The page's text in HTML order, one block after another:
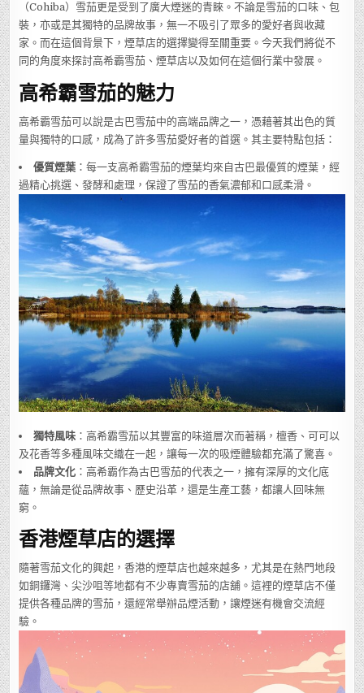
（Cohiba）雪茄更是受到了廣大煙迷的青睞。不論是雪茄的口味、包
裝，亦或是其獨特的品牌故事，無一不吸引了眾多的愛好者與收藏
家。而在這個背景下，煙草店的選擇變得至關重要。今天我們將從不
同的角度來探討高希霸雪茄、煙草店以及如何在這個行業中發展。
高希霸雪茄的魅力
高希霸雪茄可以說是古巴雪茄中的高端品牌之一，憑藉著其出色的質
量與獨特的口感，成為了許多雪茄愛好者的首選。其主要特點包括：
優質煙葉 ：每一支高希霸雪茄的煙葉均來自古巴最優質的煙葉，經
過精心挑選、發酵和處理，保證了雪茄的香氣濃郁和口感柔滑。
獨特風味 ：高希霸雪茄以其豐富的味道層次而著稱，檀香、可可以
及花香等多種風味交織在一起，讓每一次的吸煙體驗都充滿了驚喜。
品牌文化 ：高希霸作為古巴雪茄的代表之一，擁有深厚的文化底
蘊，無論是從品牌故事、歷史沿革，還是生產工藝，都讓人回味無
窮。
香港煙草店的選擇
隨著雪茄文化的興起，香港的煙草店也越來越多，尤其是在熱門地段
如銅鑼灣、尖沙咀等地都有不少專賣雪茄的店舖。這裡的煙草店不僅
提供各種品牌的雪茄，還經常舉辦品煙活動，讓煙迷有機會交流經
驗。